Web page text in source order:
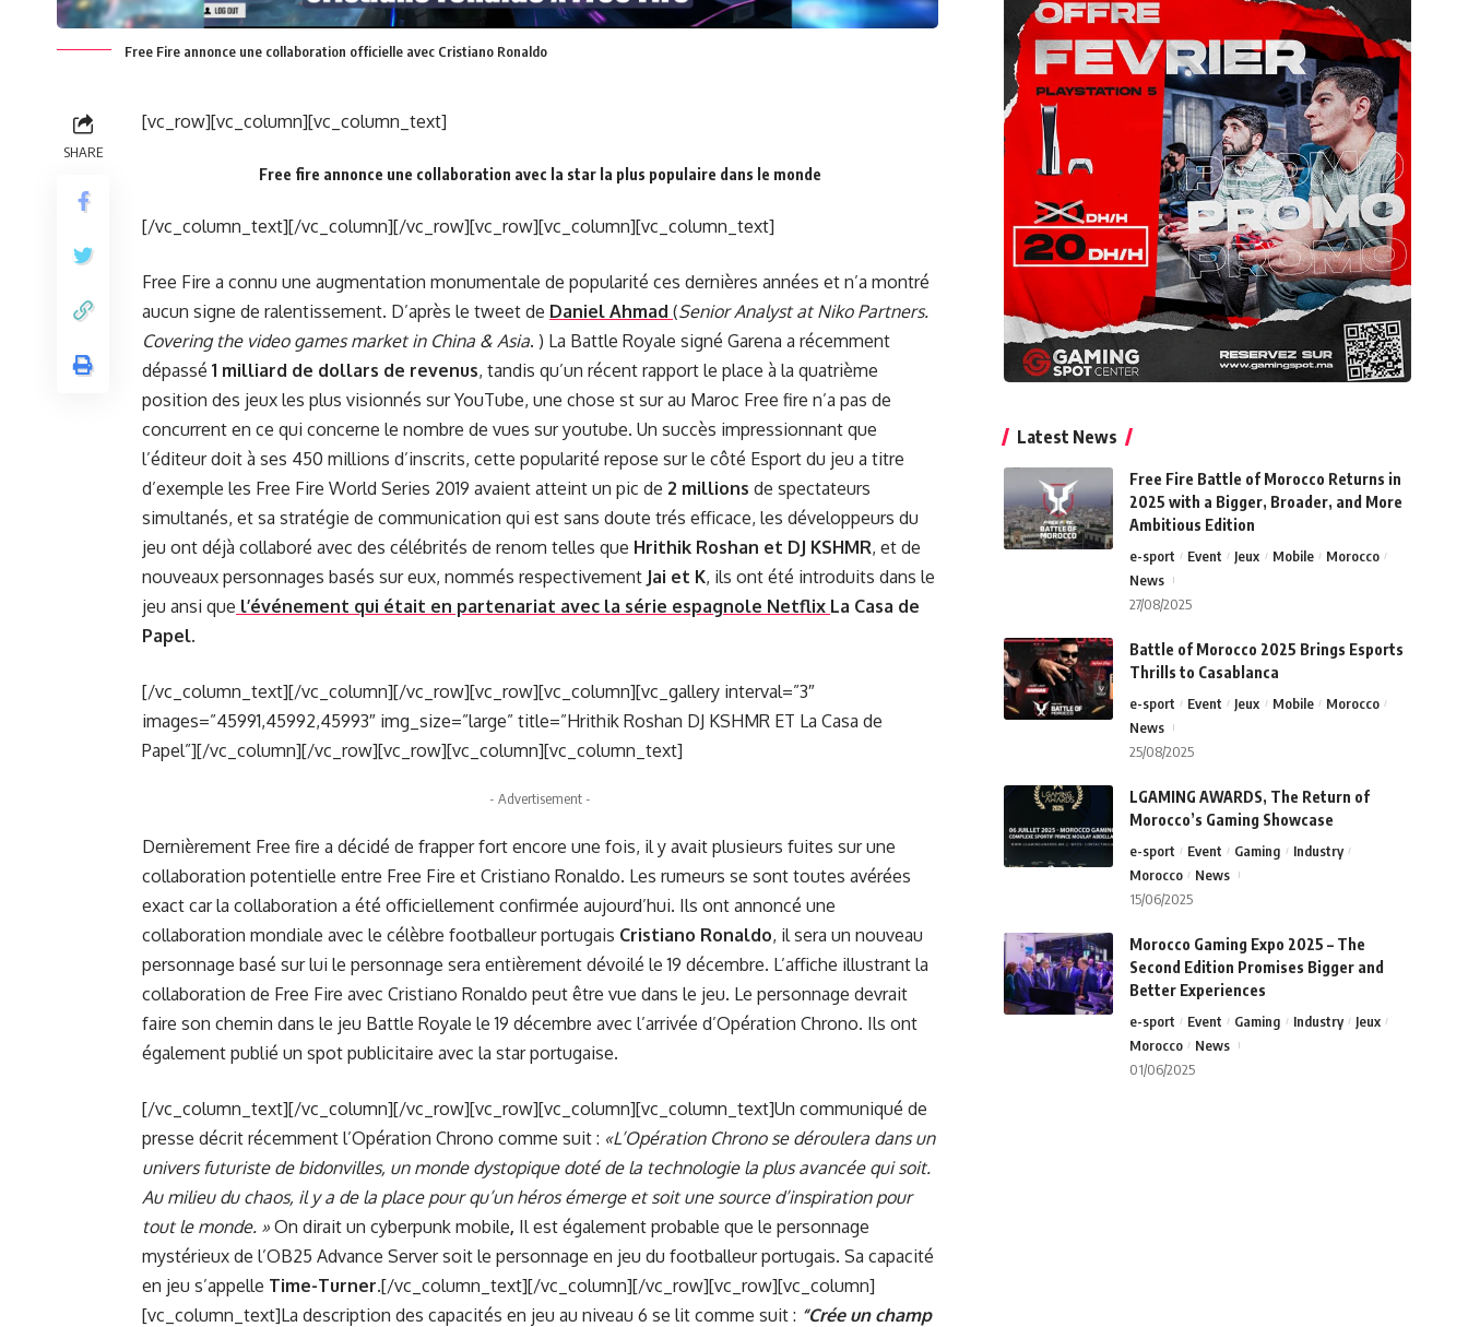
Free Fire annonce une collaboration officielle avec Cristiano Ronaldo
SHARE
[vc_row][vc_column][vc_column_text]
Free fire annonce une collaboration avec la star la plus populaire dans le monde
[/vc_column_text][/vc_column][/vc_row][vc_row][vc_column][vc_column_text]
Free Fire a connu une augmentation monumentale de popularité ces dernières années et n’a montré
aucun signe de ralentissement. D’après le tweet de Daniel Ahmad (Senior Analyst at Niko Partners.
Covering the video games market in China & Asia. ) La Battle Royale signé Garena a récemment
dépassé 1 milliard de dollars de revenus, tandis qu’un récent rapport le place à la quatrième
position des jeux les plus visionnés sur YouTube, une chose st sur au Maroc Free fire n’a pas de
concurrent en ce qui concerne le nombre de vues sur youtube. Un succès impressionnant que
l’éditeur doit à ses 450 millions d’inscrits, cette popularité repose sur le côté Esport du jeu a titre
d’exemple les Free Fire World Series 2019 avaient atteint un pic de 2 millions de spectateurs
simultanés, et sa stratégie de communication qui est sans doute trés efficace, les développeurs du
jeu ont déjà collaboré avec des célébrités de renom telles que Hrithik Roshan et DJ KSHMR, et de
nouveaux personnages basés sur eux, nommés respectivement Jai et K, ils ont été introduits dans le
jeu ansi que l’événement qui était en partenariat avec la série espagnole Netflix La Casa de
Papel.
[/vc_column_text][/vc_column][/vc_row][vc_row][vc_column][vc_gallery interval=”3″
images=”45991,45992,45993″ img_size=”large” title=”Hrithik Roshan DJ KSHMR ET La Casa de
Papel”][/vc_column][/vc_row][vc_row][vc_column][vc_column_text]
- Advertisement -
Dernièrement Free fire a décidé de frapper fort encore une fois, il y avait plusieurs fuites sur une
collaboration potentielle entre Free Fire et Cristiano Ronaldo. Les rumeurs se sont toutes avérées
exact car la collaboration a été officiellement confirmée aujourd’hui. Ils ont annoncé une
collaboration mondiale avec le célèbre footballeur portugais Cristiano Ronaldo, il sera un nouveau
personnage basé sur lui le personnage sera entièrement dévoilé le 19 décembre. L’affiche illustrant la
collaboration de Free Fire avec Cristiano Ronaldo peut être vue dans le jeu. Le personnage devrait
faire son chemin dans le jeu Battle Royale le 19 décembre avec l’arrivée d’Opération Chrono. Ils ont
également publié un spot publicitaire avec la star portugaise.
[/vc_column_text][/vc_column][/vc_row][vc_row][vc_column][vc_column_text]Un communiqué de
presse décrit récemment l’Opération Chrono comme suit : «L’Opération Chrono se déroulera dans un
univers futuriste de bidonvilles, un monde dystopique doté de la technologie la plus avancée qui soit.
Au milieu du chaos, il y a de la place pour qu’un héros émerge et soit une source d’inspiration pour
tout le monde. » On dirait un cyberpunk mobile, Il est également probable que le personnage
mystérieux de l’OB25 Advance Server soit le personnage en jeu du footballeur portugais. Sa capacité
en jeu s’appelle Time-Turner.[/vc_column_text][/vc_column][/vc_row][vc_row][vc_column]
[vc_column_text]La description des capacités en jeu au niveau 6 se lit comme suit : “Crée un champ
Latest News
Free Fire Battle of Morocco Returns in
2025 with a Bigger, Broader, and More
Ambitious Edition
e-sport Event Jeux Mobile
Morocco
News
27/08/2025
Battle of Morocco 2025 Brings Esports
Thrills to Casablanca
e-sport Event Jeux Mobile
Morocco
News
25/08/2025
LGAMING AWARDS, The Return of
Morocco’s Gaming Showcase
e-sport Event Gaming
Industry
Morocco
News
15/06/2025
Morocco Gaming Expo 2025 – The
Second Edition Promises Bigger and
Better Experiences
e-sport Event Gaming Industry
Jeux
Morocco
News
01/06/2025